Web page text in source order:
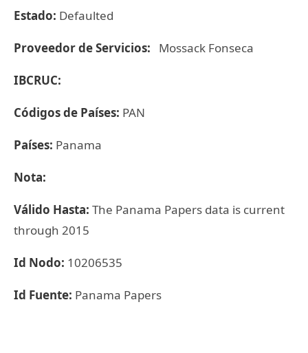
Estado: Defaulted
Proveedor de Servicios: Mossack Fonseca
IBCRUC:
Códigos de Países: PAN
Países: Panama
Nota:
Válido Hasta: The Panama Papers data is current
through 2015
Id Nodo: 10206535
Id Fuente: Panama Papers